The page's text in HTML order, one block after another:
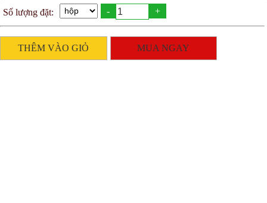
Số lượng đặt: - +
THÊM VÀO GIỎ MUA NGAY